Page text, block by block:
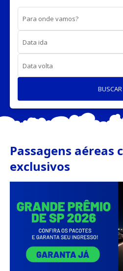
Para onde vamos?
Data ida
Data volta
BUSCAR
Passagens aéreas
exclusivos